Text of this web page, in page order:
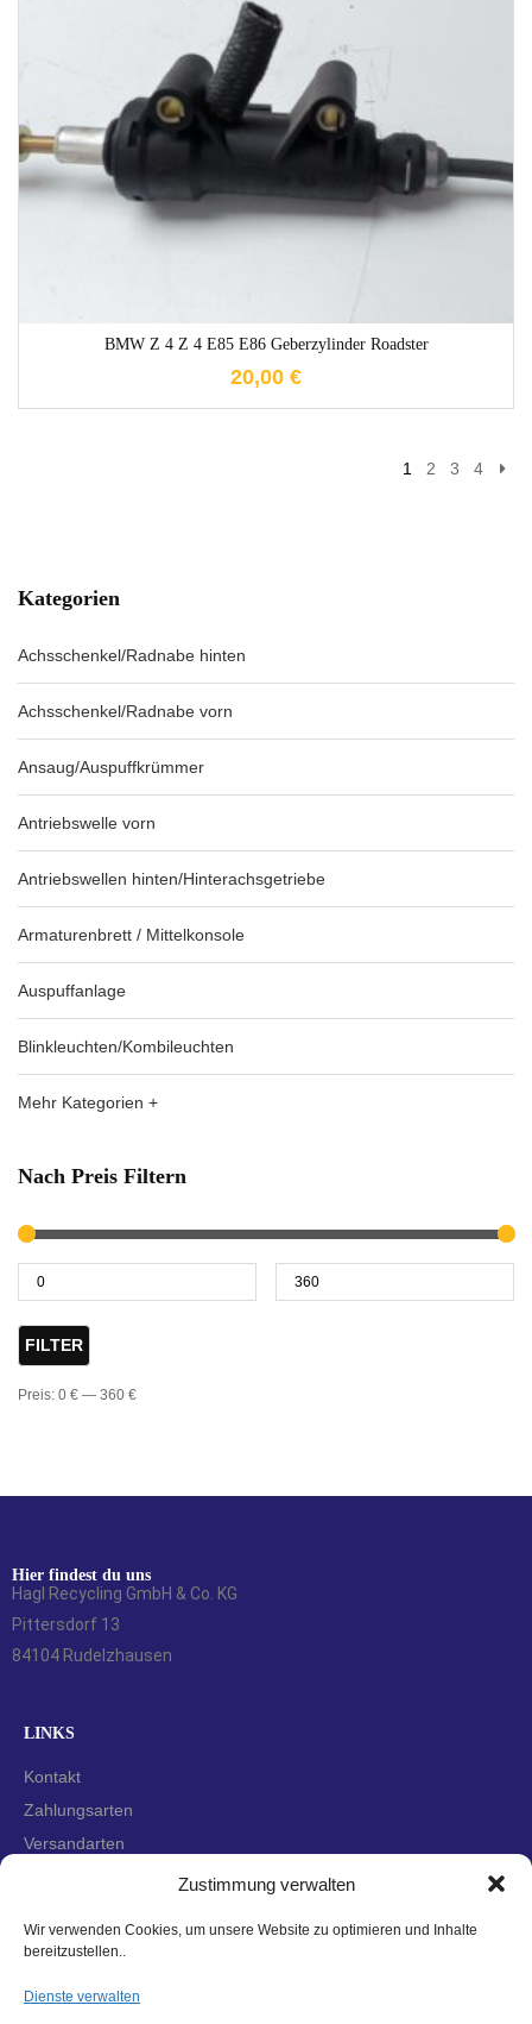
Zustimmung verwalten
Wir verwenden Cookies, um unsere Website zu optimieren und Inhalte
bereitzustellen..
Dienste verwalten
Kategorien
Achsschenkel/Radnabe hinten
Achsschenkel/Radnabe vorn
Ansaug/Auspuffkrümmer
Antriebswelle vorn
Antriebswellen hinten/Hinterachsgetriebe
Armaturenbrett / Mittelkonsole
Auspuffanlage
Blinkleuchten/Kombileuchten
Mehr Kategorien +
Nach Preis Filtern
FILTER
Preis: 0 € — 360 €
BMW Z 4 Z 4 E85 E86 Geberzylinder Roadster
20,00 €
1-3 Werktage
1 2 3 4
Hier findest du uns
Hagl Recycling GmbH & Co. KG
Pittersdorf 13
84104 Rudelzhausen
LINKS
Kontakt
Zahlungsarten
Versandarten
Datenschutzerklärung
Cookie-Richtlinie (EU)